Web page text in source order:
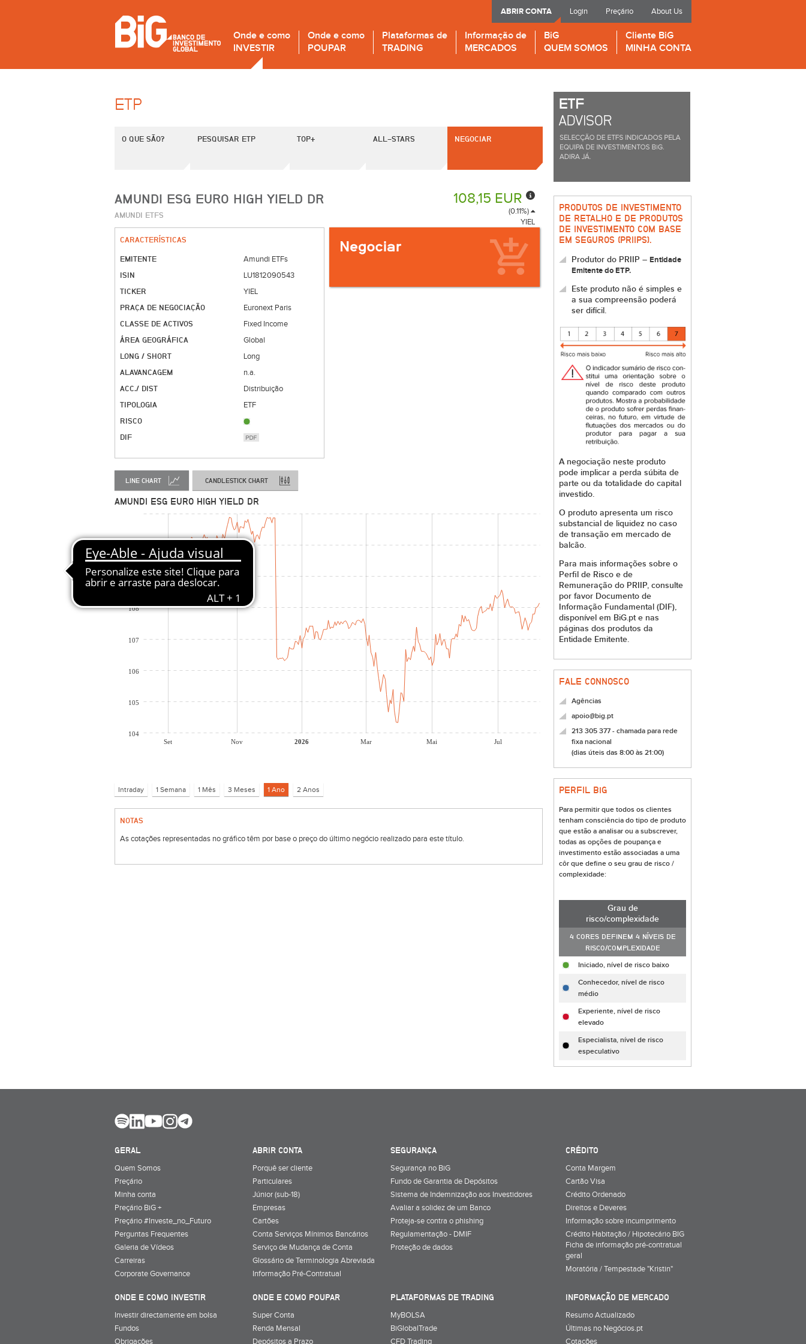
Login Preçário About Us
ABRIR CONTA
Onde e como
INVESTIR
Onde e como
POUPAR
Plataformas de
TRADING
Informação de
MERCADOS
BiG
QUEM SOMOS
Cliente BiG
MINHA CONTA
ETP
O QUE SÃO? PESQUISAR ETP TOP+ ALL-STARS NEGOCIAR
AMUNDI ESG EURO HIGH YIELD DR
AMUNDI ETFS
108,15 EUR
(0.11%)
YIEL
CARACTERÍSTICAS
EMITENTE
Amundi ETFs
ISIN
LU1812090543
TICKER
YIEL
PRAÇA DE NEGOCIAÇÃO
Euronext Paris
CLASSE DE ACTIVOS
Fixed Income
ÁREA GEOGRÁFICA
Global
LONG / SHORT
Long
ALAVANCAGEM
n.a.
ACC./ DIST
Distribuição
TIPOLOGIA
ETF
RISCO
DIF
LINE CHART CANDLESTICK CHART
AMUNDI ESG EURO HIGH YIELD DR
Set Nov 2026 Mar Mai Jul
104
105
106
107
108
109
NOTAS
As cotações representadas no gráfico têm por base o preço do último negócio realizado para este título.
PRODUTOS DE INVESTIMENTO
DE RETALHO E DE PRODUTOS
DE INVESTIMENTO COM BASE
EM SEGUROS (PRIIPS).
Produtor do PRIIP – Entidade
Emitente do ETP.
Este produto não é simples e
a sua compreensão poderá
ser difícil.
A negociação neste produto
pode implicar a perda súbita de
parte ou da totalidade do capital
investido.
O produto apresenta um risco
substancial de liquidez no caso
de transação em mercado de
balcão.
Para mais informações sobre o
Perfil de Risco e de
Remuneração do PRIIP, consulte
por favor Documento de
Informação Fundamental (DIF),
disponível em BiG.pt e nas
páginas dos produtos da
Entidade Emitente.
FALE CONNOSCO
Agências
apoio@big.pt
213 305 377 - chamada para rede
fixa nacional
(dias úteis das 8:00 às 21:00)
PERFIL BiG
Para permitir que todos os clientes
tenham consciência do tipo de produto
que estão a analisar ou a subscrever,
todas as opções de poupança e
investimento estão associadas a uma
côr que define o seu grau de risco /
complexidade:
Grau de
risco/complexidade
4 CORES DEFINEM 4 NÍVEIS DE
RISCO/COMPLEXIDADE
Iniciado, nível de risco baixo
Conhecedor, nível de risco
médio
Experiente, nível de risco
elevado
Especialista, nível de risco
especulativo
GERAL
Quem Somos
Preçário
Minha conta
Preçário BiG +
Preçário #Investe_no_Futuro
Perguntas Frequentes
Galeria de Vídeos
Carreiras
Corporate Governance
ABRIR CONTA
Porquê ser cliente
Particulares
Júnior (sub-18)
Empresas
Cartões
Conta Serviços Mínimos Bancários
Serviço de Mudança de Conta
Glossário de Terminologia Abreviada
Informação Pré-Contratual
SEGURANÇA
Segurança no BiG
Fundo de Garantia de Depósitos
Sistema de Indemnização aos Investidores
Avaliar a solidez de um Banco
Proteja-se contra o phishing
Regulamentação - DMIF
Proteção de dados
CRÉDITO
Conta Margem
Cartão Visa
Crédito Ordenado
Direitos e Deveres
Informação sobre incumprimento
Crédito Habitação / Hipotecário BIG
Ficha de informação pré-contratual
geral
Moratória / Tempestade "Kristin"
ONDE E COMO INVESTIR
Investir directamente em bolsa
Fundos
Obrigações
ONDE E COMO POUPAR
Super Conta
Renda Mensal
Depósitos a Prazo
PLATAFORMAS DE TRADING
MyBOLSA
BiGlobalTrade
CFD Trading
INFORMAÇÃO DE MERCADO
Resumo Actualizado
Últimas no Negócios.pt
Cotações